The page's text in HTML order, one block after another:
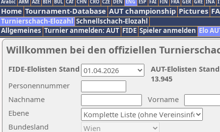
Arabic ARM AZE BIH BUL CAT CHN CRO CZE DEN ENG ESP FAI FIN FRA GER GRE INA
Home Tournament-Database AUT championship Pictures
Turnierschach-Elozahl Schnellschach-Elozahl
Allgemeines Turnier anmelden: AUT FIDE Spieler anmelden Elo
Willkommen bei den offiziellen
Nachname
Vorname
Ebene
Personennummer
Bundesland
AUT-Elolisten
13.945
FIDE-Elolisten Stand